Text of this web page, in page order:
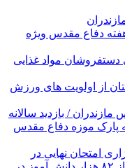
برنامه هفته دفاع مقدس ویژه
مواد غذایی
از اولویت های ورزش
/ بازدید سالانه
پارک موزه دفاع مقدس
امتحان نهایی در